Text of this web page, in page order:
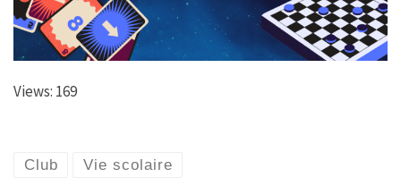
Views: 169
Club Vie scolaire